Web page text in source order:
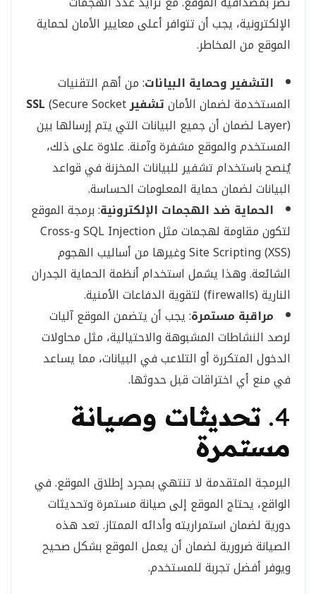
الإلكترونية، يجب أن تتوافر أعلى معايير الأمان لحماية
الموقع من المخاطر.
التشفير وحماية البيانات: من أهم التقنيات
المستخدمة لضمان الأمانتشفير SSL(Secure Socket
Layer) لضمان أن جميع البيانات التي يتم إرسالها بين
المستخدم والموقع مشفرة وآمنة. علاوة على ذلك،
يُنصح باستخدام تشفير للبيانات المخزنة في قواعد
البيانات لضمان حماية المعلومات الحساسة.
الحماية ضد الهجمات الإلكترونية: برمجة الموقع
لتكون مقاومة لهجمات مثل SQL Injection وCross-
Site Scripting (XSS) وغيرها من أساليب الهجوم
الشائعة. وهذا يشمل استخدام أنظمة الحماية الجدران
النارية (firewalls) لتقوية الدفاعات الأمنية.
مراقبة مستمرة: يجب أن يتضمن الموقع آليات
لرصد النشاطات المشبوهة والاحتيالية، مثل محاولات
الدخول المتكررة أو التلاعب في البيانات، مما يساعد
في منع أي اختراقات قبل حدوثها.
4. تحديثات وصيانة
مستمرة
البرمجة المتقدمة لا تنتهي بمجرد إطلاق الموقع. في
الواقع، يحتاج الموقع إلى صيانة مستمرة وتحديثات
دورية لضمان استمراريته وأدائه الممتاز. تعد هذه
الصيانة ضرورية لضمان أن يعمل الموقع بشكل صحيح
ويوفر أفضل تجربة للمستخدم.